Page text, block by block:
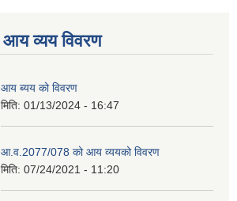
आय व्यय विवरण
आय ब्यय को विवरण
मिति: 01/13/2024 - 16:47
आ.व.2077/078 को आय व्ययको विवरण
मिति: 07/24/2021 - 11:20